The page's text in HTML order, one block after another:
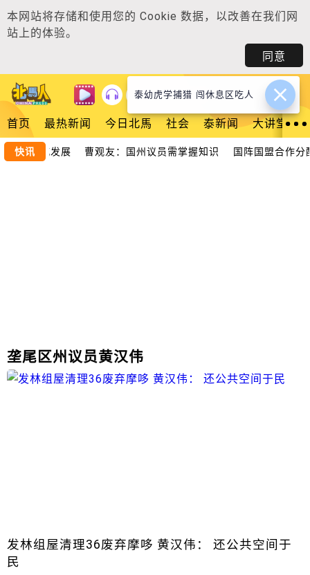
本网站将存储和使用您的 Cookie 数据，以改善在我们网
站上的体验。
同意
登入
首页 最热新闻 今日北馬 社会 泰新闻 大讲堂
快讯
推槟城发展 曹观友：国州议员需掌握知识 国阵国盟合作分
垄尾区州议员黄汉伟
发林组屋清理36废弃摩哆 黄汉伟： 还公共空间于
民
泰幼虎学捕猎 闯休息区吃人